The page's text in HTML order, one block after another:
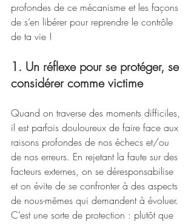
profondes de ce mécanisme et les façons
de s’en libérer pour reprendre le contrôle
de ta vie !
1. Un réflexe pour se protéger, se
considérer comme victime
Quand on traverse des moments difficiles,
il est parfois douloureux de faire face aux
raisons profondes de nos échecs et/ou
de nos erreurs. En rejetant la faute sur des
facteurs externes, on se déresponsabilise
et on évite de se confronter à des aspects
de nous-mêmes qui demandent à évoluer.
C’est une sorte de protection : plutôt que